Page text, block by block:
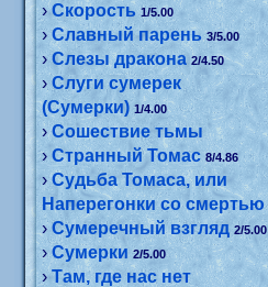
›Скорость 1/5.00
›Славный парень 3/5.00
›Слезы дракона 2/4.50
›Слуги сумерек
(Сумерки) 1/4.00
›Сошествие тьмы
›Странный Томас 8/4.86
›Судьба Томаса, или
Наперегонки со смертью
›Сумеречный взгляд 2/5.00
›Сумерки 2/5.00
›Там, где нас нет